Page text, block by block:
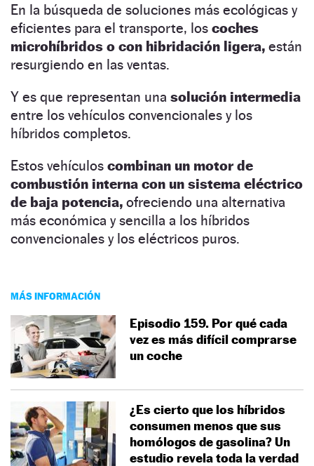
En la búsqueda de soluciones más ecológicas y
eficientes para el transporte, los coches
microhíbridos o con hibridación ligera, están
resurgiendo en las ventas.
Y es que representan una solución intermedia
entre los vehículos convencionales y los
híbridos completos.
Estos vehículos combinan un motor de
combustión interna con un sistema eléctrico
de baja potencia, ofreciendo una alternativa
más económica y sencilla a los híbridos
convencionales y los eléctricos puros.
MÁS INFORMACIÓN
Episodio 159. Por qué cada
vez es más difícil comprarse
un coche
¿Es cierto que los híbridos
consumen menos que sus
homólogos de gasolina? Un
estudio revela toda la verdad